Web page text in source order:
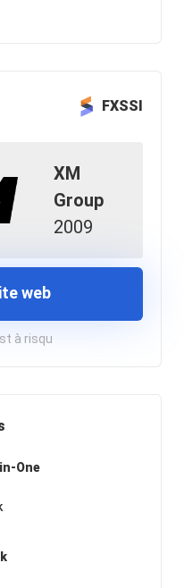
FXSSI
XM
Group
2009
web
à risqu
One